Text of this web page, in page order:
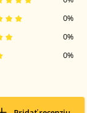
0%
0%
0%